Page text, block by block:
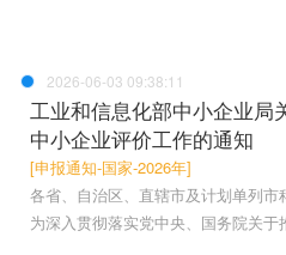
2026-06-03 09:38:11
工业和信息化部中小企业局
中小企业评价工作的通知
[申报通知-国家-2026年]
各省、自治区、直辖市及计划单列市
为深入贯彻落实党中央、国务院关